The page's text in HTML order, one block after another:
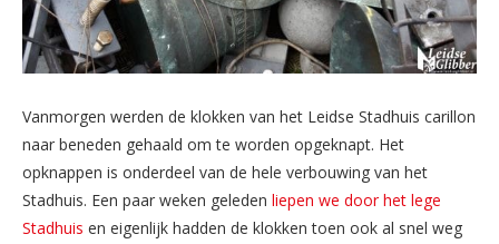
Vanmorgen werden de klokken van het Leidse Stadhuis carillon
naar beneden gehaald om te worden opgeknapt. Het
opknappen is onderdeel van de hele verbouwing van het
Stadhuis. Een paar weken geleden liepen we door het lege
Stadhuis en eigenlijk hadden de klokken toen ook al snel weg